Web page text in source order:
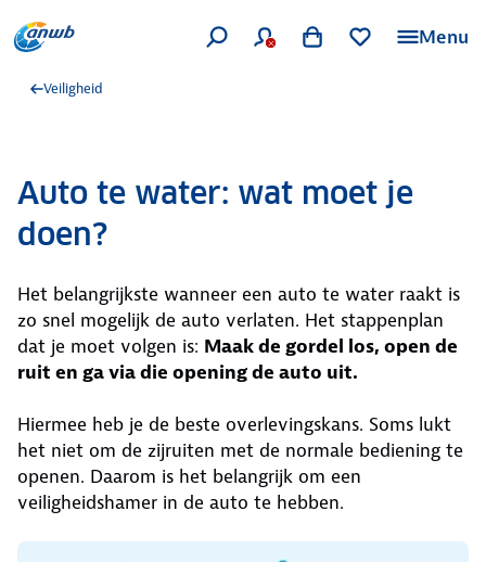
Menu
Veiligheid
Auto te water: wat moet je
doen?
Het belangrijkste wanneer een auto te water raakt is
zo snel mogelijk de auto verlaten. Het stappenplan
dat je moet volgen is: Maak de gordel los, open de
ruit en ga via die opening de auto uit.
Hiermee heb je de beste overlevingskans. Soms lukt
het niet om de zijruiten met de normale bediening te
openen. Daarom is het belangrijk om een
veiligheidshamer in de auto te hebben.